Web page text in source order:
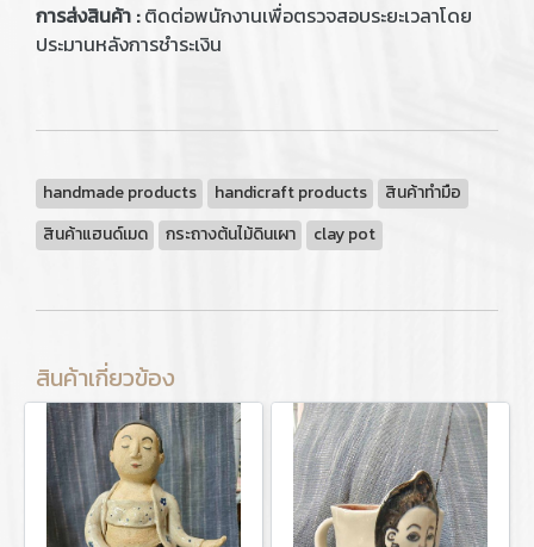
การส่งสินค้า :ติดต่อพนักงานเพื่อตรวจสอบระยะเวลาโดย
ประมานหลังการชำระเงิน
handmade products handicraft products
สินค้าทำมือ
สินค้าแฮนด์เมด
กระถางต้นไม้ดินเผา clay pot
สินค้าเกี่ยวข้อง